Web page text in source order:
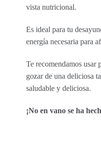
vista nutricional.
Es ideal para tu
energía necesaria para
Te recomendamos usar
gozar de una deliciosa
saludable y deliciosa.
¡No en vano se ha